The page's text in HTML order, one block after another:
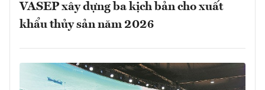
VASEP xây dựng ba kịch bản cho xuất
khẩu thủy sản năm 2026